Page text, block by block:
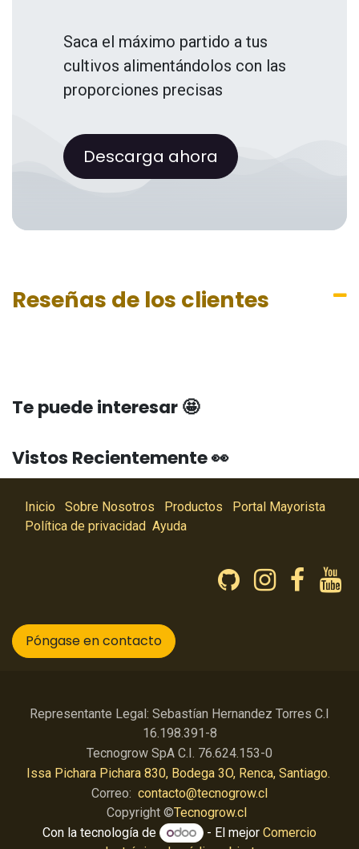
Saca el máximo partido a tus
cultivos alimentándolos con las
proporciones precisas
Descarga ahora
Reseñas de los clientes
Te puede interesar 🤩
Vistos Recientemente 👀
Inicio Sobre Nosotros Productos
Portal Mayorista
Política de privacidad Ayuda
Póngase en contacto
Representante Legal: Sebastían Hernandez Torres C.I
16.198.391-8
Tecnogrow SpA C.I. 76.624.153-0
Issa Pichara Pichara 830, Bodega 3O, Renca, Santiago.
Correo: contacto@tecnogrow.cl
Copyright ©Tecnogrow.cl
Con la tecnología de
- El mejor Comercio